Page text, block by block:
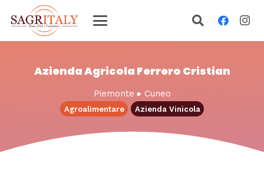
Azienda Agricola Ferrero Cristian
Piemonte ● Cuneo
Agroalimentare Azienda Vinicola